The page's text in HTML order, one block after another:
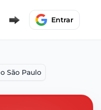
Entrar
São Paulo